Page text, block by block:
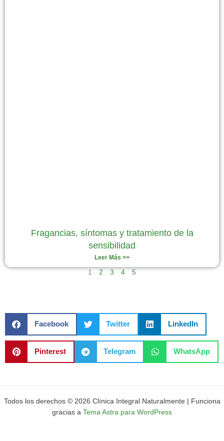
Fragancias, síntomas y tratamiento de la
sensibilidad
Leer Más >>
1 2 3 4 5
Facebook Twitter LinkedIn
Pinterest Telegram WhatsApp
Todos los derechos © 2026 Clínica Integral Naturalmente | Funciona
gracias a Tema Astra para WordPress